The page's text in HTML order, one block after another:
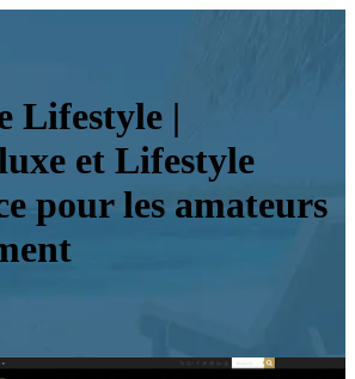
Lifestyle |
et Lifestyle
pour les amateurs